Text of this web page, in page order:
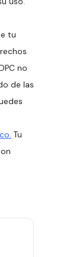
tu
no
de las
Tu